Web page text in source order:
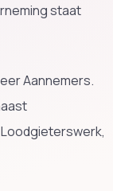
staat
Aannemers.